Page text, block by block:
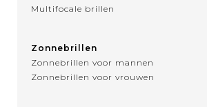
Multifocale brillen
Zonnebrillen
Zonnebrillen voor mannen
Zonnebrillen voor vrouwen